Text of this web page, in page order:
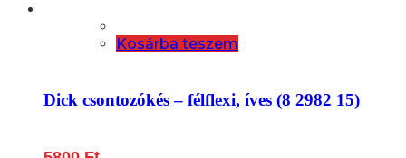
Kosárba teszem
Dick csontozókés – félflexi, íves (8 2982 15)